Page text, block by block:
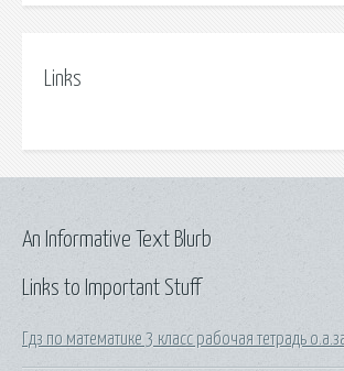
Links
Links to Important Stuff
Гдз по математике 3 класс рабочая тетрадь
An Informative Text Blurb